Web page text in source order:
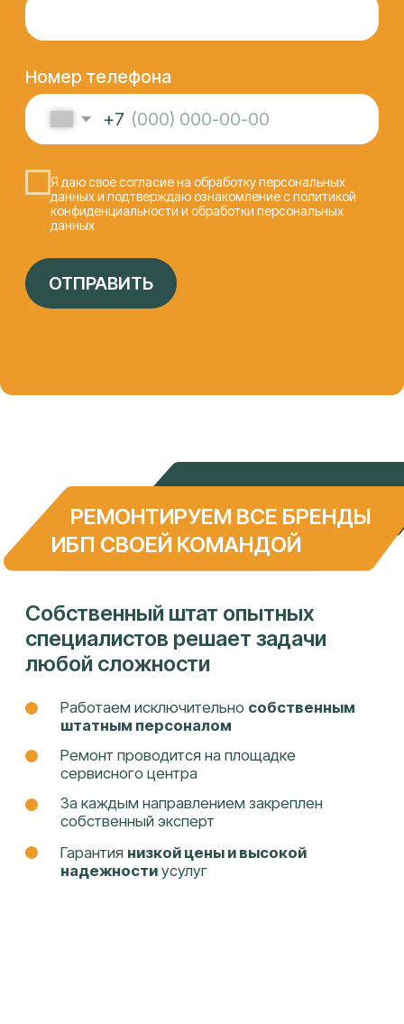
ОФИЦИАЛЬНЫЕ
ДОКУМЕНТЫ,
ПОДТВЕРЖДАЮЩИЕ
КОМПЕТЕНЦИЮ
«АЙТИ-ЛАБ»
Федора Лузана, 6
ПН-ПТ 9:00 - 19:00, СБ 10:00 - 15:00